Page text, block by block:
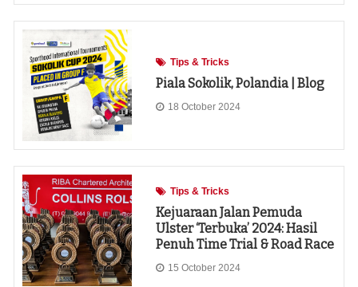
Tips & Tricks
Piala Sokolik, Polandia | Blog
18 October 2024
Tips & Tricks
Kejuaraan Jalan Pemuda
Ulster ‘Terbuka’ 2024: Hasil
Penuh Time Trial & Road Race
15 October 2024